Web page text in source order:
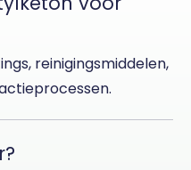
reinigingsmiddelen,